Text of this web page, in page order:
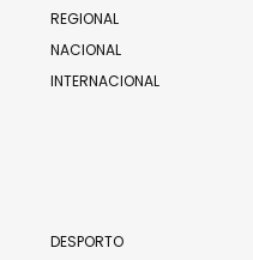
REGIONAL
NACIONAL
INTERNACIONAL
DESPORTO